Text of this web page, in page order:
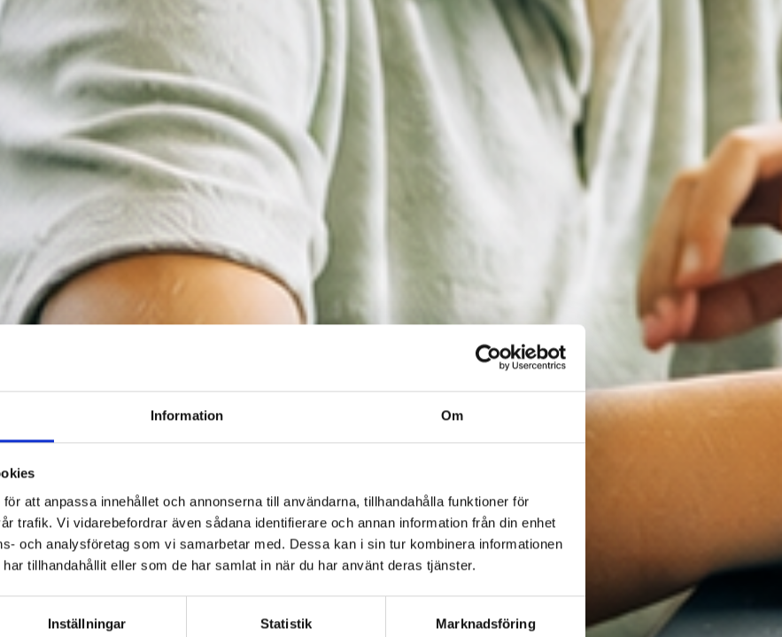
Information Om
att anpassa innehållet och annonserna till användarna, tillhandahålla funktioner för
trafik. Vi vidarebefordrar även sådana identifierare och annan information från din enhet
och analysföretag som vi samarbetar med. Dessa kan i sin tur kombinera informationen
tillhandahållit eller som de har samlat in när du har använt deras tjänster.
Inställningar Statistik Marknadsföring